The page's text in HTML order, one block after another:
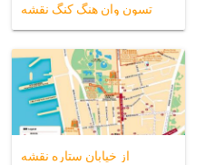
تسون وان هنگ کنگ نقشه
از خیابان ستاره نقشه